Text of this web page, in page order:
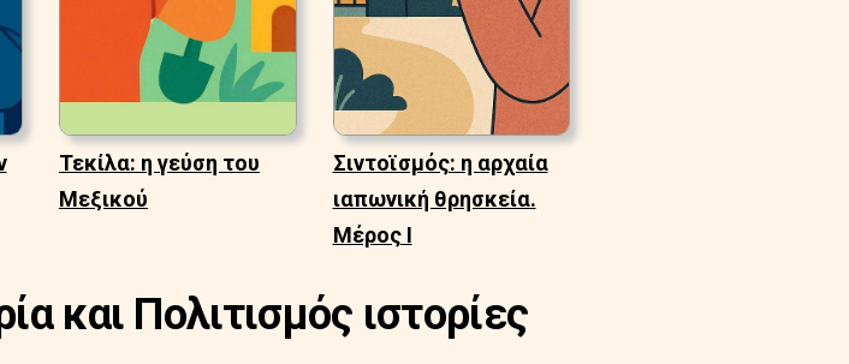
Τεκίλα: η γεύση του
Μεξικού
Σιντοϊσμός: η αρχαία
ιαπωνική θρησκεία.
Μέρος Ι
και Πολιτισμός ιστορίες